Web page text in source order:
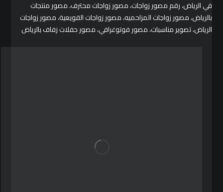
في الرياض، رقم مصور زواجات، مصور زواجات محترف، مصور منتجات
بالرياض، مصور زواجات المزاحميه، مصور زواجات القويعية، مصور زواجات
الرياض، تصوير مناسبات، مصور فوتوغرافي، مصور حفلات زفاف بالرياض